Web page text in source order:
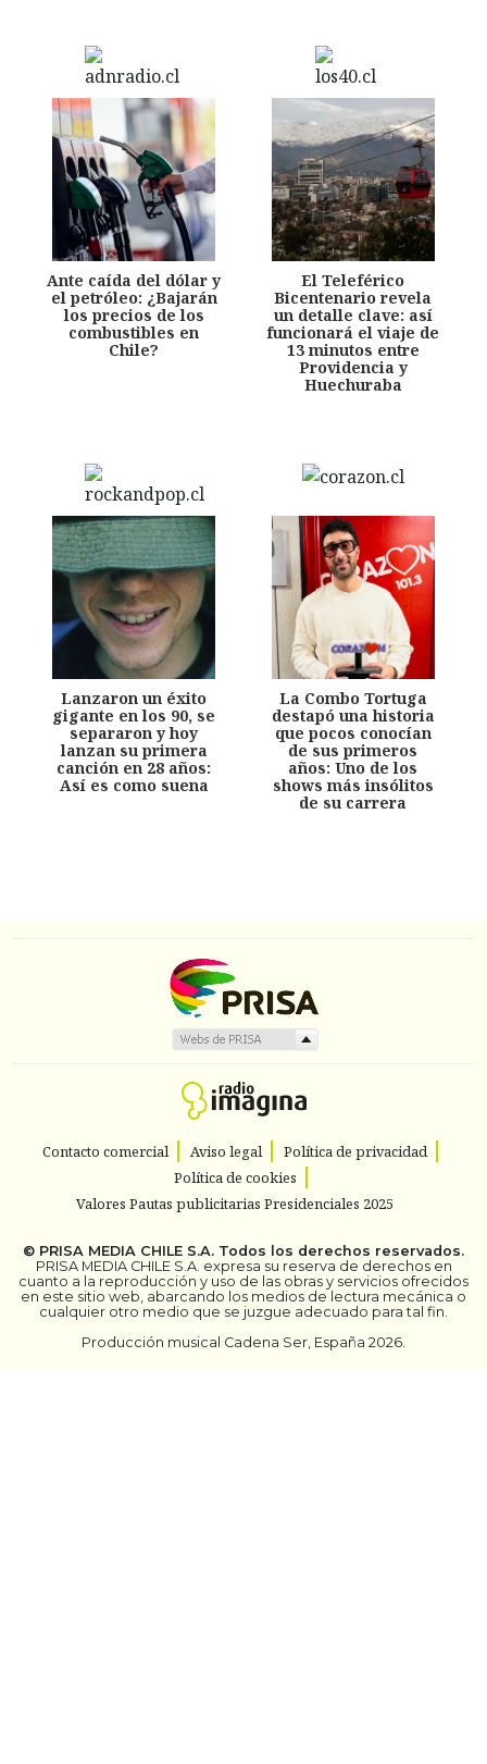
Ante caída del dólar y
el petróleo: ¿Bajarán
los precios de los
combustibles en
Chile?
El Teleférico
Bicentenario revela
un detalle clave: así
funcionará el viaje de
13 minutos entre
Providencia y
Huechuraba
Lanzaron un éxito
gigante en los 90, se
separaron y hoy
lanzan su primera
canción en 28 años:
Así es como suena
La Combo Tortuga
destapó una historia
que pocos conocían
de sus primeros
años: Uno de los
shows más insólitos
de su carrera
Contacto comercial Aviso legal
Política de privacidad
Política de cookies
Valores Pautas publicitarias Presidenciales 2025
© PRISA MEDIA CHILE S.A. Todos los derechos reservados.
PRISA MEDIA CHILE S.A. expresa su reserva de derechos en
cuanto a la reproducción y uso de las obras y servicios ofrecidos
en este sitio web, abarcando los medios de lectura mecánica o
cualquier otro medio que se juzgue adecuado para tal fin.
Producción musical Cadena Ser, España 2026.